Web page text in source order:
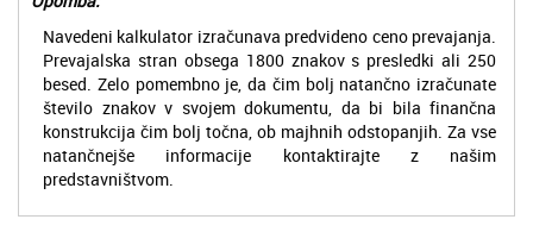
Navedeni kalkulator izračunava predvideno ceno prevajanja.
Prevajalska stran obsega 1800 znakov s presledki ali 250
besed. Zelo pomembno je, da čim bolj natančno izračunate
število znakov v svojem dokumentu, da bi bila finančna
konstrukcija čim bolj točna, ob majhnih odstopanjih. Za vse
natančnejše informacije kontaktirajte z našim
predstavništvom.